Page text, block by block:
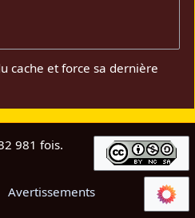
cache et force sa dernière
981 fois.
Avertissements